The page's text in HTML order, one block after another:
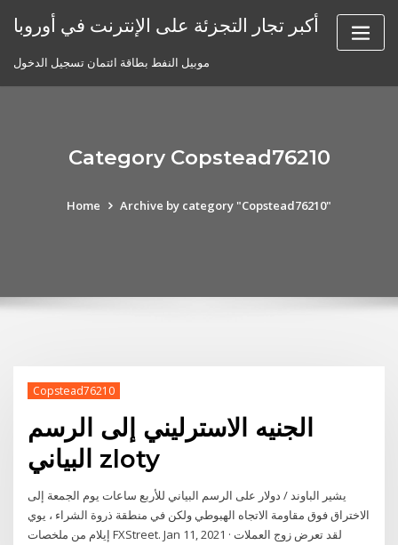
أكبر تجار التجزئة على الإنترنت في أوروبا
موبيل النفط بطاقة ائتمان تسجيل الدخول
Category Copstead76210
Home Archive by category "Copstead76210"
Copstead76210
الجنيه الاسترليني إلى الرسم
البياني zloty
يشير الباوند / دولار على الرسم البياني للأربع ساعات يوم الجمعة إلى
الاختراق فوق مقاومة الاتجاه الهبوطي ولكن في منطقة ذروة الشراء ، يوي
إيلام من ملخصات FXStreet. Jan 11, 2021 · لقد تعرض زوج العملات